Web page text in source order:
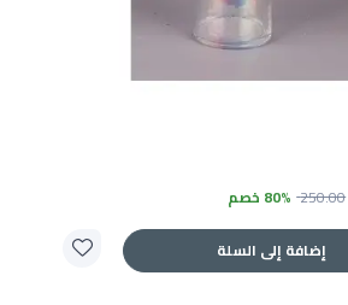
250.00 80% خصم
إضافة إلى السلة